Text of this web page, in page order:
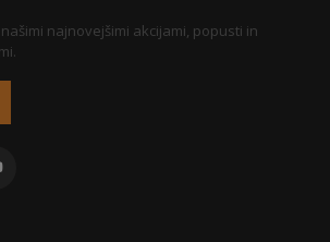
najnovejšimi akcijami, popusti in